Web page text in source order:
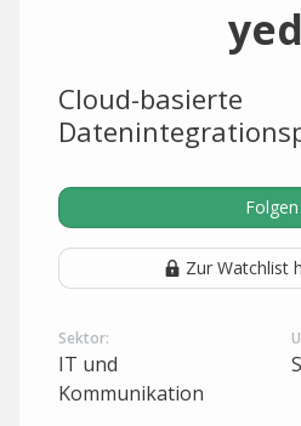
Cloud-basierte
Folgen
Zur Watchlist
Sektor:
IT und
Kommunikation